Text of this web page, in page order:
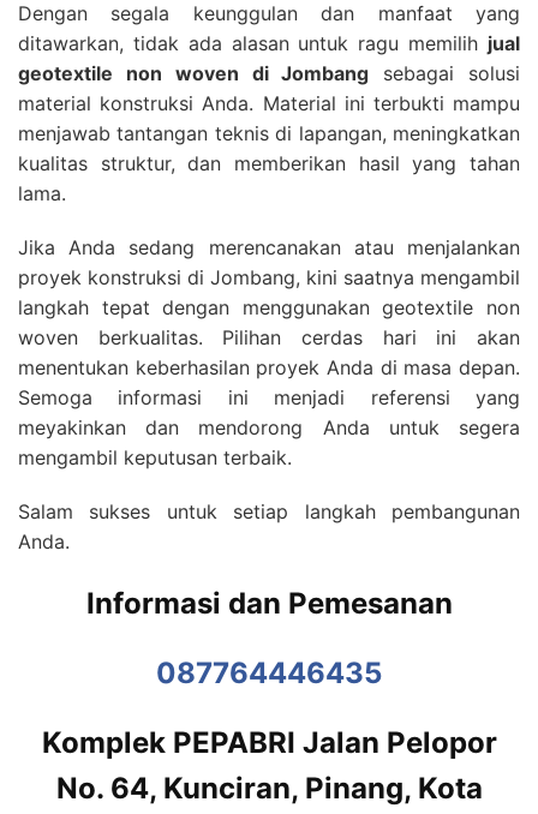
Dengan segala keunggulan dan manfaat yang
ditawarkan, tidak ada alasan untuk ragu memilih jual
geotextile non woven di Jombang sebagai solusi
material konstruksi Anda. Material ini terbukti mampu
menjawab tantangan teknis di lapangan, meningkatkan
kualitas struktur, dan memberikan hasil yang tahan
lama.
Jika Anda sedang merencanakan atau menjalankan
proyek konstruksi di Jombang, kini saatnya mengambil
langkah tepat dengan menggunakan geotextile non
woven berkualitas. Pilihan cerdas hari ini akan
menentukan keberhasilan proyek Anda di masa depan.
Semoga informasi ini menjadi referensi yang
meyakinkan dan mendorong Anda untuk segera
mengambil keputusan terbaik.
Salam sukses untuk setiap langkah pembangunan
Anda.
Informasi dan Pemesanan
087764446435
Komplek PEPABRI Jalan Pelopor
No. 64, Kunciran, Pinang, Kota